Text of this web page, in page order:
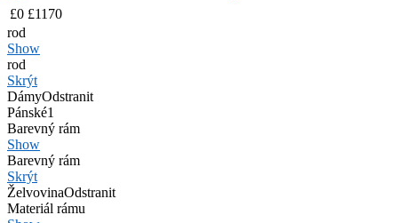
£0 £1170
rod
Show
rod
Skrýt
DámyOdstranit
Pánské1
Barevný rám
Show
Barevný rám
Skrýt
ŽelvovinaOdstranit
Materiál rámu